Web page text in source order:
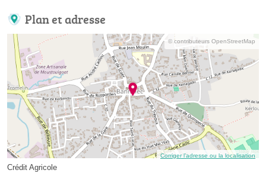
Plan et adresse
© contributeurs OpenStreetMap
Corriger l’adresse ou la localisation
Crédit Agricole